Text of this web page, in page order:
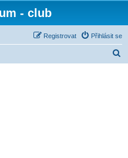
- club
Přihlásit se
Registrovat